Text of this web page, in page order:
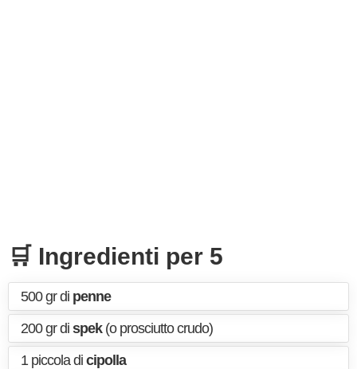
🛒 Ingredienti per 5
500 gr di penne
200 gr di spek(o prosciutto crudo)
1 piccola di cipolla